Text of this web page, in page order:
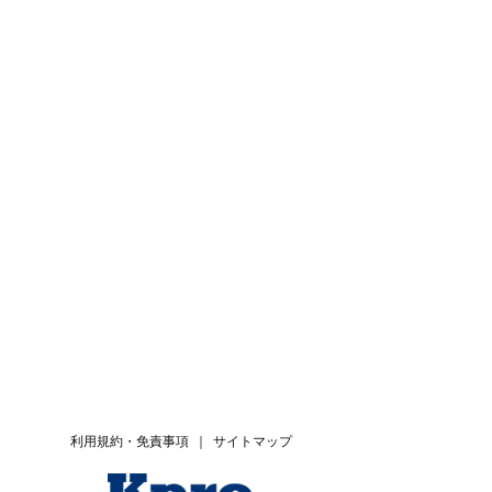
サイトマップ
利用規約・免責事項